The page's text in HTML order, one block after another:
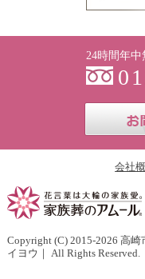
24時間年
会社
Copyright (C) 2015-2026 高崎
イヨウ ｜ All Rights Reserved.